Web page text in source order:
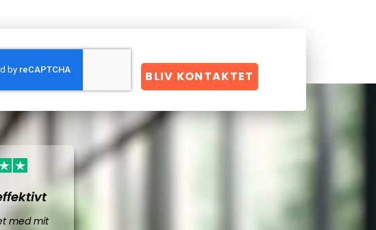
BLIV KONTAKTET
med mit